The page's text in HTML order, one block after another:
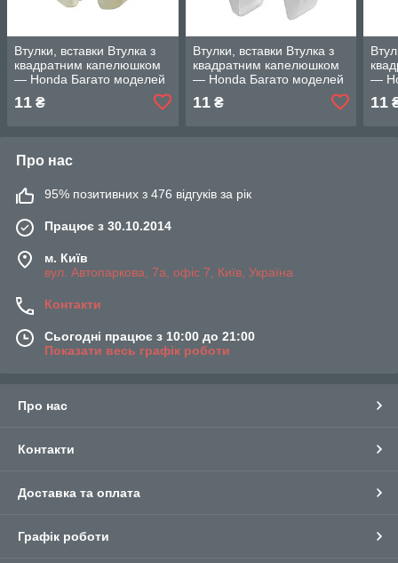
Втулки, вставки Втулка з
квадратним капелюшком
— Honda Багато моделей
11 ₴
Втулки, вставки Втулка з
квадратним капелюшком
— Honda Багато моделей
11₴
—
11
Про нас
95% позитивних з 476 відгуків за рік
Працює з 30.10.2014
м. Київ
вул. Автопаркова, 7а, офіс 7, Київ, Україна
Контакти
Сьогодні працює з 10:00 до 21:00
Показати весь графік роботи
Про нас
Контакти
Доставка та оплата
Графік роботи